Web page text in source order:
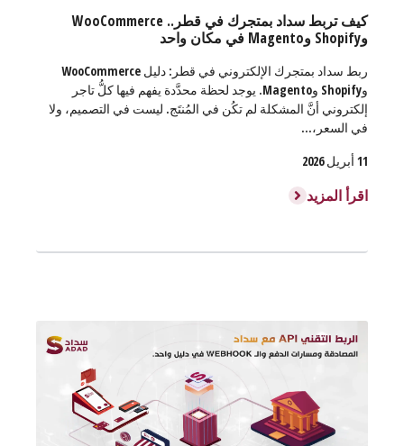
كيف تربط سداد بمتجرك في قطر.. WooCommerce
وShopify وMagento في مكان واحد
ربط سداد بمتجرك الإلكتروني في قطر: دليل WooCommerce
وShopify وMagento. يوجد لحظة محدَّدة يفهم فيها كلُّ تاجر
إلكتروني أنَّ المشكلة لم تكُن في المُنتَج. ليست في التصميم، ولا
في السعر،...
11 أبريل 2026
اقرأ المزيد